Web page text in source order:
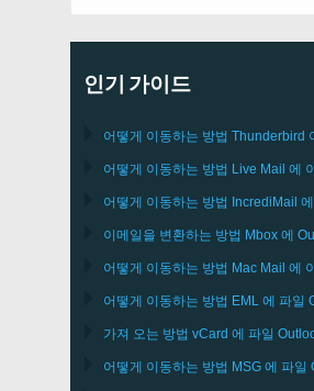
인기 가이드
어떻게 이동하는 방법 Thunderbird
어떻게 이동하는 방법 Live Mail 에
어떻게 이동하는 방법 IncrediMail
이메일을 변환하는 방법 Mbox 에
어떻게 이동하는 방법 Mac Mail 에
어떻게 이동하는 방법 EML 에 파일
가져 오는 방법 vCard 에 파일
어떻게 이동하는 방법 MSG 에 파일